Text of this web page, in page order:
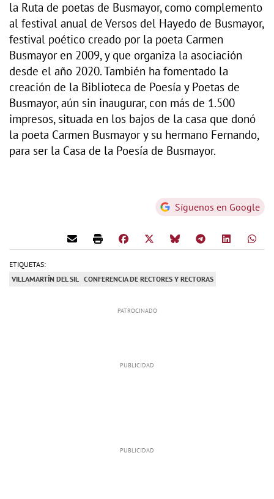
la Ruta de poetas de Busmayor, como complemento
al festival anual de Versos del Hayedo de Busmayor,
festival poético creado por la poeta Carmen
Busmayor en 2009, y que organiza la asociación
desde el año 2020. También ha fomentado la
creación de la Biblioteca de Poesía y Poetas de
Busmayor, aún sin inaugurar, con más de 1.500
impresos, situada en los bajos de la casa que donó
la poeta Carmen Busmayor y su hermano Fernando,
para ser la Casa de la Poesía de Busmayor.
Síguenos en Google
ETIQUETAS:
VILLAMARTÍN DEL SIL CONFERENCIA DE RECTORES Y RECTORAS